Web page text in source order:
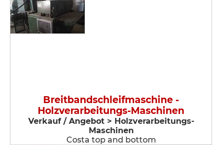
Breitbandschleifmaschine -
Holzverarbeitungs-Maschinen
Verkauf / Angebot > Holzverarbeitungs-
Maschinen
Costa top and bottom